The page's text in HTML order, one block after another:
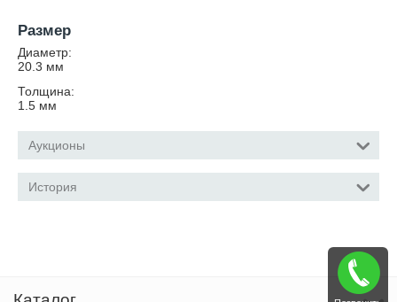
Размер
Диаметр:
20.3 мм
Толщина:
1.5 мм
Аукционы
История